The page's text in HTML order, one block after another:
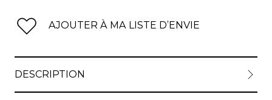
AJOUTER À MA LISTE D’ENVIE
DESCRIPTION